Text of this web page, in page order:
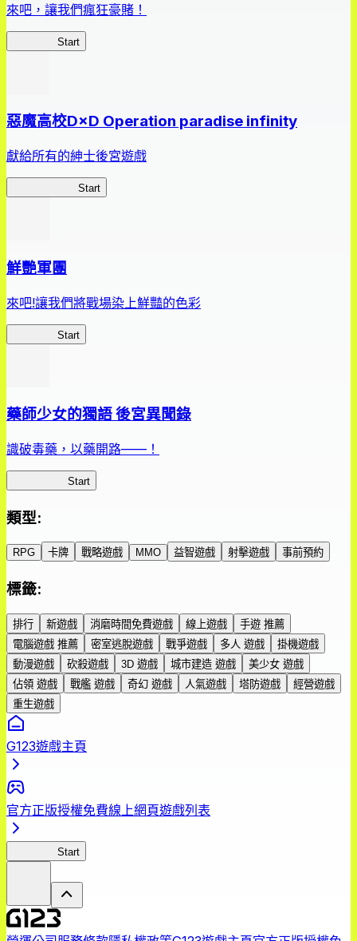
來吧，讓我們瘋狂豪賭！
Start
惡魔高校D×D Operation paradise infinity
獻給所有的紳士後宮遊戲
Start
鮮艷軍團
來吧!讓我們將戰場染上鮮豔的色彩
Start
藥師少女的獨語 後宮異聞錄
識破毒藥，以藥開路——！
Start
類型:
RPG 卡牌 戰略遊戲 MMO 益智遊戲 射擊遊戲 事前預約
標籤:
排行 新遊戲 消磨時間免費遊戲 線上遊戲
手遊 推薦
電腦遊戲 推薦
密室逃脫遊戲 戰爭遊戲 多人 遊戲
掛機遊戲
動漫遊戲
砍殺遊戲 3D 遊戲 城市建造 遊戲
美少女 遊戲
佔領 遊戲
戰艦 遊戲 奇幻 遊戲 人氣遊戲 塔防遊戲
經營遊戲
重生遊戲
G123遊戲主頁
官方正版授權免費線上網頁遊戲列表
Start